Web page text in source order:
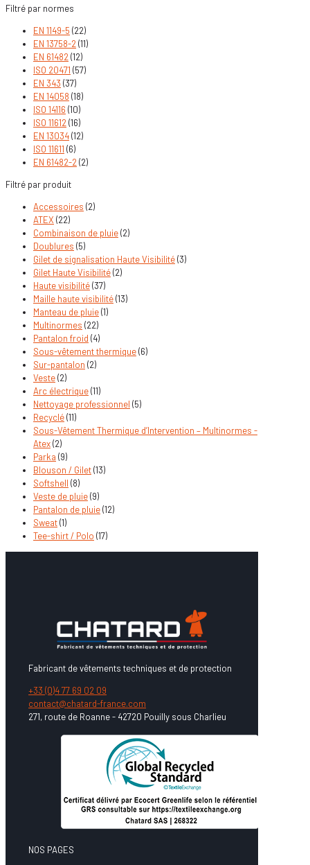
Filtré par normes
EN 1149-5 (22)
EN 13758-2 (11)
EN 61482 (12)
ISO 20471 (57)
EN 343 (37)
EN 14058 (18)
ISO 14116 (10)
ISO 11612 (16)
EN 13034(12)
ISO 11611 (6)
EN 61482-2 (2)
Filtré par produit
Accessoires (2)
ATEX (22)
Combinaison de pluie(2)
Doublures (5)
Gilet de signalisation Haute Visibilité(3)
Gilet Haute Visibilité(2)
Haute visibilité(37)
Maille haute visibilité(13)
Manteau de pluie(1)
Multinormes (22)
Pantalon froid (4)
Sous-vêtement thermique(6)
Sur-pantalon (2)
Veste(2)
Arc électrique(11)
Nettoyage professionnel (5)
Recyclé(11)
Sous-Vêtement Thermique d’Intervention – Multinormes -
Atex(2)
Parka (9)
Blouson / Gilet(13)
Softshell (8)
Veste de pluie(9)
Pantalon de pluie(12)
Sweat(1)
Tee-shirt / Polo (17)
Fabricant de vêtements techniques et de protection
+33 (0)4 77 69 02 09
contact@chatard-france.com
271, route de Roanne - 42720 Pouilly sous Charlieu
NOS PAGES